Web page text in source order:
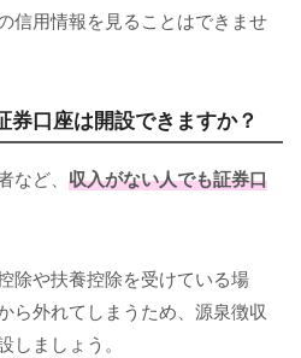
信用情報を見ることはできませ
口座は開設できますか？
ど、 収入がない人でも証券口
除や扶養控除を受けている場
ら外れてしまうため、源泉徴収
ましょう。